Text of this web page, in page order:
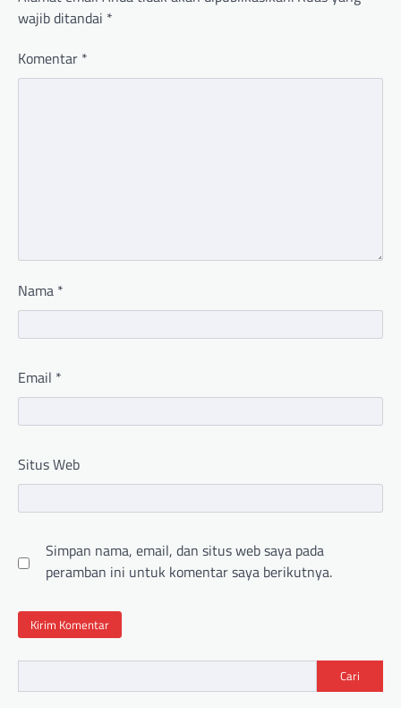
wajib ditandai *
Komentar *
Nama *
Email *
Situs Web
Simpan nama, email, dan situs web saya pada
peramban ini untuk komentar saya berikutnya.
Cari